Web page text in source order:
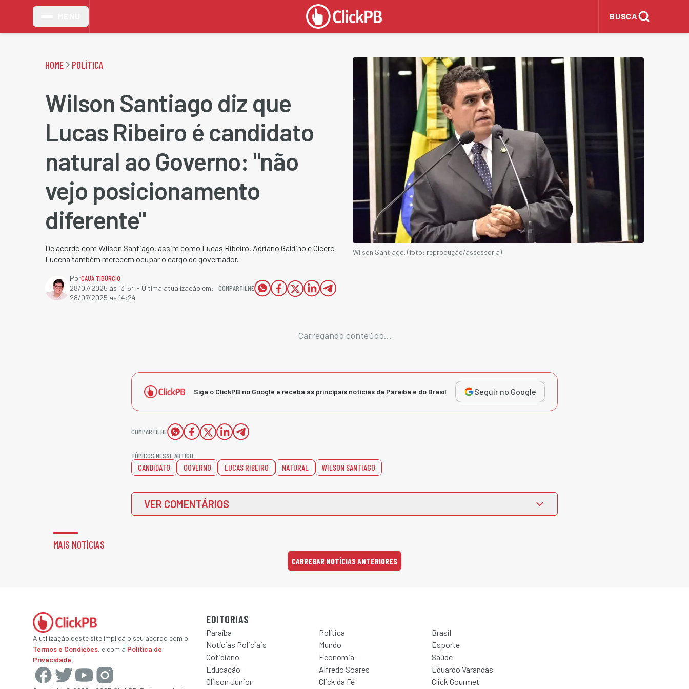
BUSCA
HOME POLÍTICA
Wilson Santiago diz que
Lucas Ribeiro é candidato
natural ao Governo: "não
vejo posicionamento
diferente"
De acordo com Wilson Santiago, assim como Lucas Ribeiro, Adriano Galdino e Cícero
Lucena também merecem ocupar o cargo de governador.
PorCAUÃ TIBÚRCIO
28/07/2025 às 13:54 - Última atualização em:
28/07/2025 às 14:24
COMPARTILHE
Wilson Santiago. (foto: reprodução/assessoria)
Carregando conteúdo...
Siga o ClickPB no Google e receba as principais notícias da Paraíba e do Brasil Seguir no Google
COMPARTILHE
TÓPICOS NESSE ARTIGO:
CANDIDATO GOVERNO LUCAS RIBEIRO NATURAL WILSON SANTIAGO
VER COMENTÁRIOS
MAIS NOTÍCIAS
CARREGAR NOTÍCIAS ANTERIORES
A utilização deste site implica o seu acordo com o
Termos e Condições, e com a Política de
Privacidade.
EDITORIAS
Paraíba Política
Brasil
Notícias Policiais
Mundo
Esporte
Cotidiano
Economia
Saúde
Educação
Alfredo Soares
Eduardo Varandas
Clilson Júnior
Click da Fé Click Gourmet